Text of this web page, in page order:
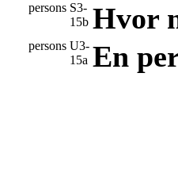
persons S3-
15b Hvor
persons U3-
15a En